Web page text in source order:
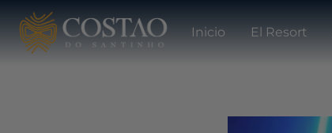
Inicio El Resort